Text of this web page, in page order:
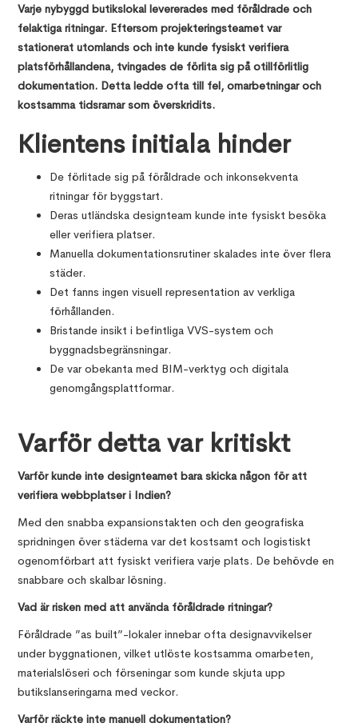
Varje nybyggd butikslokal levererades med föråldrade och
felaktiga ritningar. Eftersom projekteringsteamet var
stationerat utomlands och inte kunde fysiskt verifiera
platsförhållandena, tvingades de förlita sig på otillförlitlig
dokumentation. Detta ledde ofta till fel, omarbetningar och
kostsamma tidsramar som överskridits.
Klientens initiala hinder
De förlitade sig på föråldrade och inkonsekventa
ritningar för byggstart.
Deras utländska designteam kunde inte fysiskt besöka
eller verifiera platser.
Manuella dokumentationsrutiner skalades inte över flera
städer.
Det fanns ingen visuell representation av verkliga
förhållanden.
Bristande insikt i befintliga VVS-system och
byggnadsbegränsningar.
De var obekanta med BIM-verktyg och digitala
genomgångsplattformar.
Varför detta var kritiskt
Varför kunde inte designteamet bara skicka någon för att
verifiera webbplatser i Indien?
Med den snabba expansionstakten och den geografiska
spridningen över städerna var det kostsamt och logistiskt
ogenomförbart att fysiskt verifiera varje plats. De behövde en
snabbare och skalbar lösning.
Vad är risken med att använda föråldrade ritningar?
Föråldrade ”as built”-lokaler innebar ofta designavvikelser
under byggnationen, vilket utlöste kostsamma omarbeten,
materialslöseri och förseningar som kunde skjuta upp
butikslanseringarna med veckor.
Varför räckte inte manuell dokumentation?